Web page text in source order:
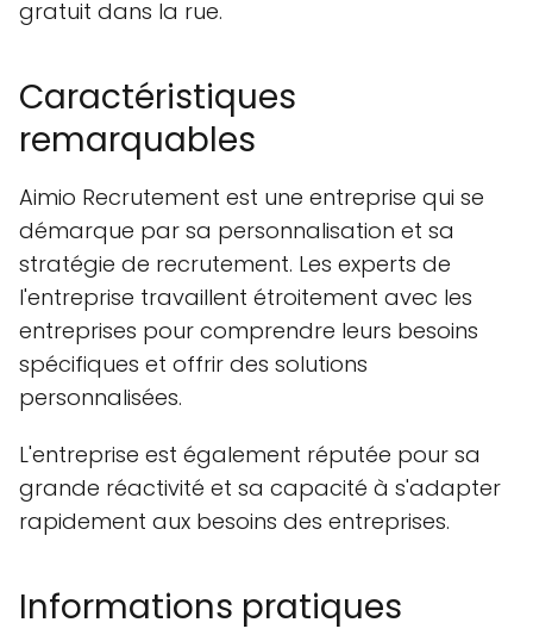
gratuit dans la rue.
Caractéristiques
remarquables
Aimio Recrutement est une entreprise qui se
démarque par sa personnalisation et sa
stratégie de recrutement. Les experts de
l'entreprise travaillent étroitement avec les
entreprises pour comprendre leurs besoins
spécifiques et offrir des solutions
personnalisées.
L'entreprise est également réputée pour sa
grande réactivité et sa capacité à s'adapter
rapidement aux besoins des entreprises.
Informations pratiques